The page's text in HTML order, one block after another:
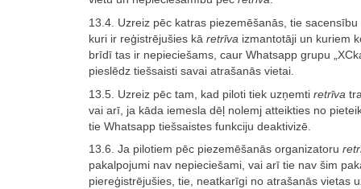
13.4. Uzreiz pēc katras piezemēšanās, tie
kuri ir reģistrējušies kā retrīva izmantotāji un kuriem
brīdī tas ir nepieciešams, caur Whatsapp grupu
pieslēdz tiešsaisti savai atrašanās vietai.
13.5. Uzreiz pēc tam, kad piloti tiek uzņemti retrīva
vai arī, ja kāda iemesla dēļ nolemj atteikties no
tie Whatsapp tiešsaistes funkciju deaktivizē.
13.6. Ja pilotiem pēc piezemēšanās organizatoru
pakalpojumi nav nepieciešami, vai arī tie nav šim
piereģistrējušies, tie, neatkarīgi no atrašanās vietas